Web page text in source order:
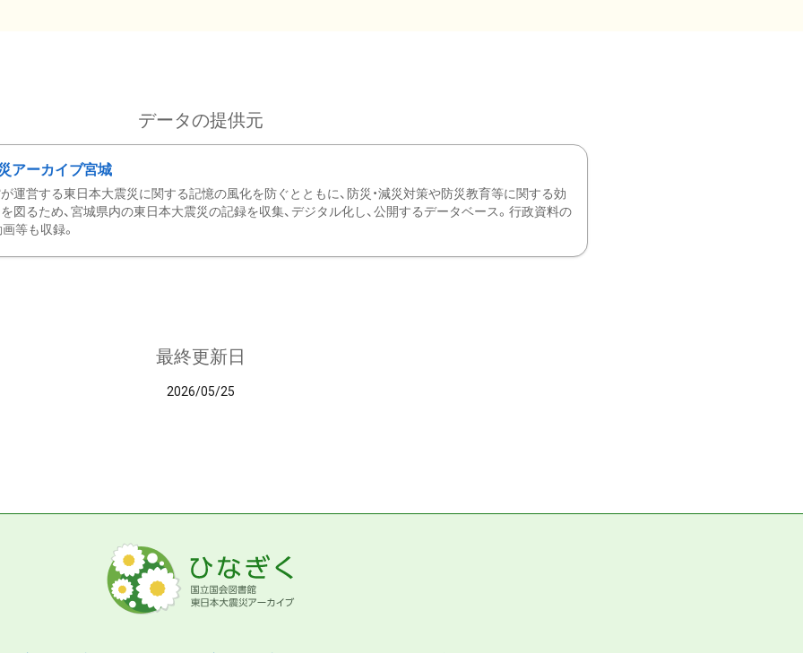
データの提供元
アーカイブ宮城
運営する東日本大震災に関する記憶の風化を防ぐとともに、防災・減災対策や防災教育等に関する効
図るため、宮城県内の東日本大震災の記録を収集、デジタル化し、公開するデータベース。行政資料の
等も収録。
最終更新日
2026/05/25